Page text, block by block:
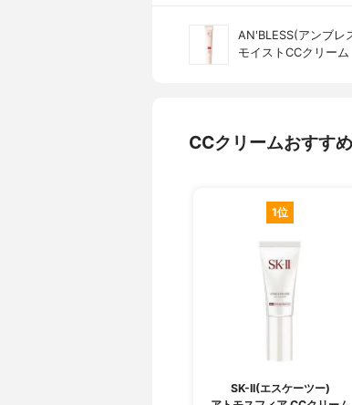
AN'BLESS(アンブレ
モイストCCクリーム
CCクリームおすす
1位
SK-II(エスケーツー)